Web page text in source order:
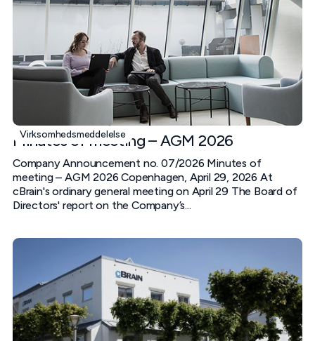
Virksomhedsmeddelelse
Minutes of meeting – AGM 2026
Company Announcement no. 07/2026 Minutes of
meeting – AGM 2026 Copenhagen, April 29, 2026 At
cBrain's ordinary general meeting on April 29 The Board of
Directors' report on the Company’s...